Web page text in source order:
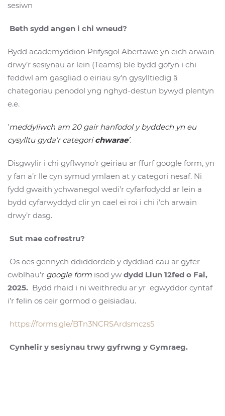
sesiwn
Beth sydd angen i chi wneud?
Bydd academyddion Prifysgol Abertawe yn eich arwain
drwy’r sesiynau ar lein (Teams) ble bydd gofyn i chi
feddwl am gasgliad o eiriau sy’n gysylltiedig â
chategoriau penodol yng nghyd-destun bywyd plentyn
e.e.
’meddyliwch am 20 gair hanfodol y byddech yn eu
cysylltu gyda’r categorichwarae’.
Disgwylir i chi gyflwyno’r geiriau ar ffurf google form, yn
y fan a’r lle cyn symud ymlaen at y categori nesaf. Ni
fydd gwaith ychwanegol wedi’r cyfarfodydd ar lein a
bydd cyfarwyddyd clir yn cael ei roi i chi i’ch arwain
drwy’r dasg.
Sut mae cofrestru?
Os oes gennych ddiddordeb y dyddiad cau ar gyfer
cwblhau’r google form isod yw dydd Llun 12fed o Fai,
2025. Bydd rhaid i ni weithredu ar yr egwyddor cyntaf
i’r felin os ceir gormod o geisiadau.
https://forms.gle/BTn3NCRSArdsmczs5
Cynhelir y sesiynau trwy gyfrwng y Gymraeg.